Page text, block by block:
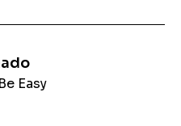
Easy